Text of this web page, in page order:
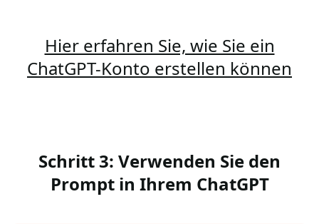
Hier erfahren Sie, wie Sie ein
ChatGPT-Konto erstellen können
Schritt 3: Verwenden Sie den
Prompt in Ihrem ChatGPT